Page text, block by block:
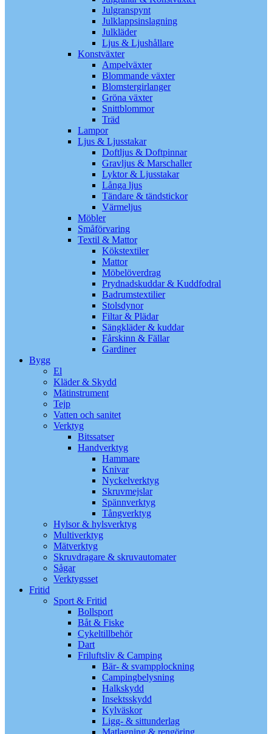
Julgranspynt
Julklappsinslagning
Julkläder
Ljus & Ljushållare
Konstväxter
Ampelväxter
Blommande växter
Blomstergirlanger
Gröna växter
Snittblommor
Träd
Lampor
Ljus & Ljusstakar
Doftljus & Doftpinnar
Gravljus & Marschaller
Lyktor & Ljusstakar
Långa ljus
Tändare & tändstickor
Värmeljus
Möbler
Småförvaring
Textil & Mattor
Kökstextiler
Mattor
Möbelöverdrag
Prydnadskuddar & Kuddfodral
Badrumstextilier
Stolsdynor
Filtar & Plädar
Sängkläder & kuddar
Fårskinn & Fällar
Gardiner
Bygg
El
Kläder & Skydd
Mätinstrument
Tejp
Vatten och sanitet
Verktyg
Bitssatser
Handverktyg
Hammare
Knivar
Nyckelverktyg
Skruvmejslar
Spännverktyg
Tångverktyg
Hylsor & hylsverktyg
Multiverktyg
Mätverktyg
Skruvdragare & skruvautomater
Sågar
Verktygsset
Fritid
Sport & Fritid
Bollsport
Båt & Fiske
Cykeltillbehör
Dart
Friluftsliv & Camping
Bär- & svampplockning
Campingbelysning
Halkskydd
Insektsskydd
Kylväskor
Ligg- & sittunderlag
Matlagning & rengöring